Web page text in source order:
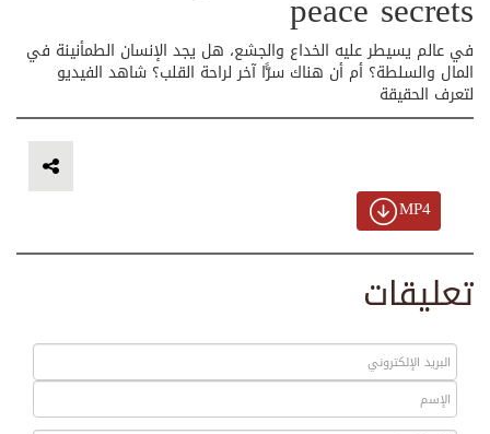
في عالم يسيطر عليه الخداع والجشع، هل يجد الإنسان الطمأنينة في
المال والسلطة؟ أم أن هناك سرًّا آخر لراحة القلب؟ شاهد الفيديو
لتعرف الحقيقة
MP4
تعليقات